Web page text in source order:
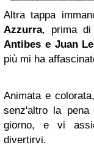
Altra tappa
Azzurra, prima di
Antibes e Juan
più mi ha
Animata e
senz'altro la
giorno, e vi
divertirvi.